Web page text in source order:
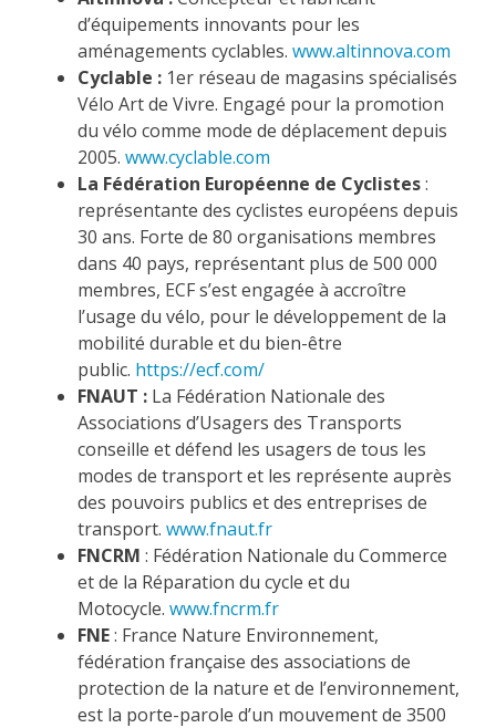
d’équipements innovants pour les
aménagements cyclables. www.altinnova.com
Cyclable : 1er réseau de magasins spécialisés
Vélo Art de Vivre. Engagé pour la promotion
du vélo comme mode de déplacement depuis
2005. www.cyclable.com
La Fédération Européenne de Cyclistes:
représentante des cyclistes européens depuis
30 ans. Forte de 80 organisations membres
dans 40 pays, représentant plus de 500 000
membres, ECF s’est engagée à accroître
l’usage du vélo, pour le développement de la
mobilité durable et du bien-être
public. https://ecf.com/
FNAUT : La Fédération Nationale des
Associations d’Usagers des Transports
conseille et défend les usagers de tous les
modes de transport et les représente auprès
des pouvoirs publics et des entreprises de
transport. www.fnaut.fr
FNCRM : Fédération Nationale du Commerce
et de la Réparation du cycle et du
Motocycle. www.fncrm.fr
FNE: France Nature Environnement,
fédération française des associations de
protection de la nature et de l’environnement,
est la porte-parole d’un mouvement de 3500